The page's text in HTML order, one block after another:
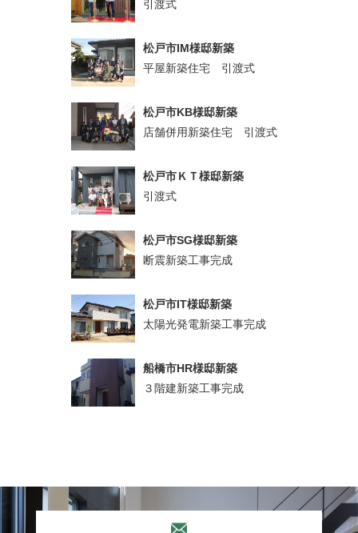
引渡式
松戸市IM様邸新築
平屋新築住宅 引渡式
松戸市KB様邸新築
店舗併用新築住宅 引渡式
松戸市ＫＴ様邸新築
引渡式
松戸市SG様邸新築
断震新築工事完成
松戸市IT様邸新築
太陽光発電新築工事完成
船橋市HR様邸新築
３階建新築工事完成